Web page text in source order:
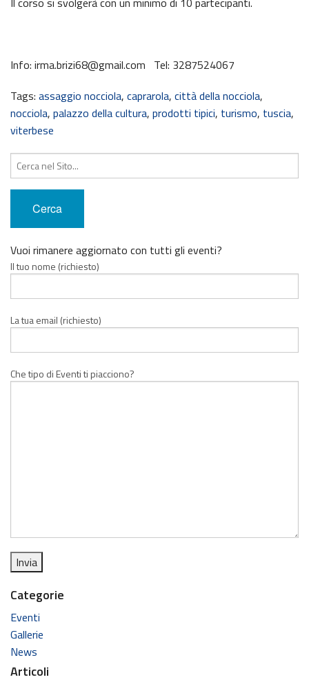
Info: irma.brizi68@gmail.com Tel: 3287524067
Tags: assaggio nocciola, caprarola, città della nocciola,
nocciola, palazzo della cultura, prodotti tipici, turismo, tuscia,
viterbese
Cerca:
Vuoi rimanere aggiornato con tutti gli eventi?
Il tuo nome (richiesto)
La tua email (richiesto)
Che tipo di Eventi ti piacciono?
Categorie
Eventi
Gallerie
News
Articoli